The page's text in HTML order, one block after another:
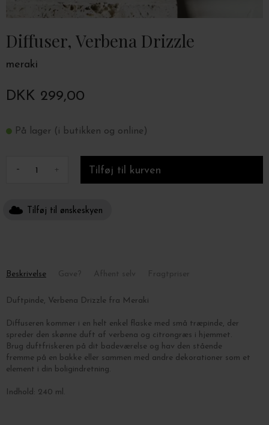
Diffuser, Verbena Drizzle
meraki
DKK 299,00
På lager (i butikken og online)
- +
Tilføj til ønskeskyen
Beskrivelse
Duftpinde, Verbena Drizzle fra Meraki
Diffuseren kommer i en helt enkel flaske med små træpinde, der
spreder den skønne duft af verbena og citrongræs i hjemmet.
Brug duftfriskeren på dit badeværelse og hav den stående
fremme på en bakke eller sammen med andre dekorationer som et
element i din boligindretning.
Indhold: 240 ml.